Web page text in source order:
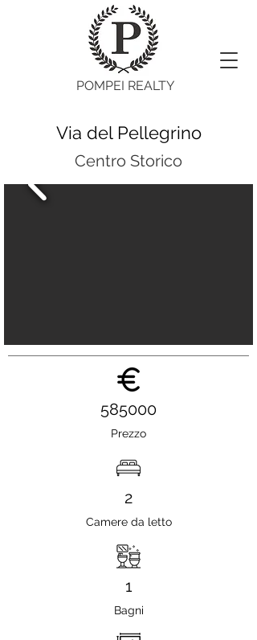
POMPEI REALTY
Via del Pellegrino
Centro Storico
585000
Prezzo
2
Camere da letto
1
Bagni